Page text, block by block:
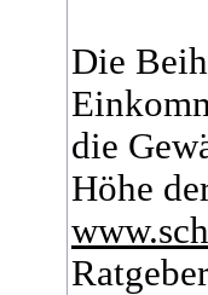
Die
die
Höhe